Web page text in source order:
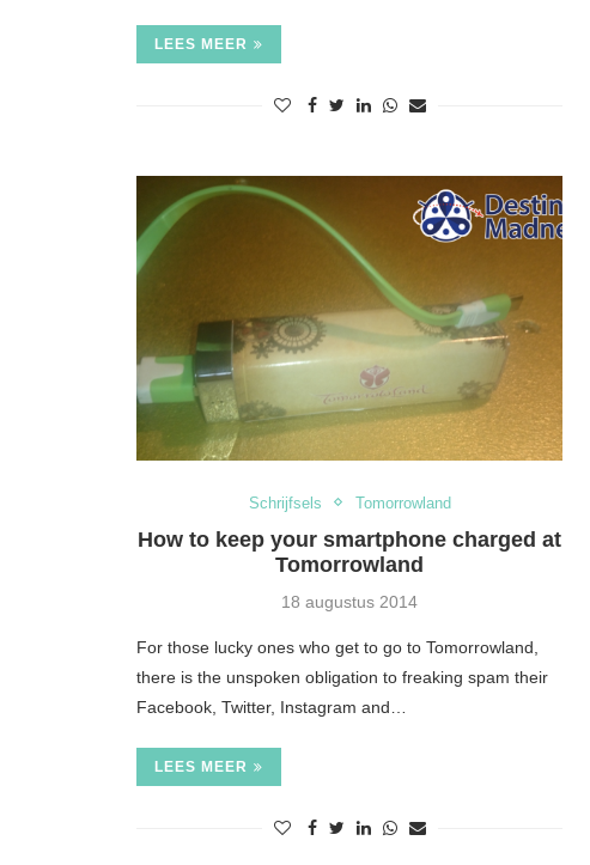
LEES MEER
Schrijfsels Tomorrowland
How to keep your smartphone charged at
Tomorrowland
18 augustus 2014
For those lucky ones who get to go to Tomorrowland,
there is the unspoken obligation to freaking spam their
Facebook, Twitter, Instagram and…
LEES MEER